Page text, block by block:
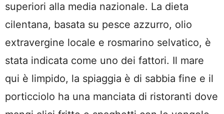
superiori alla media nazionale. La dieta
cilentana, basata su pesce azzurro, olio
extravergine locale e rosmarino selvatico, è
stata indicata come uno dei fattori. Il mare
qui è limpido, la spiaggia è di sabbia fine e il
porticciolo ha una manciata di ristoranti dove